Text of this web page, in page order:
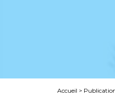
Accueil >